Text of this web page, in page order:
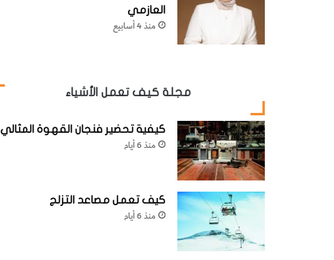
العازمي
منذ 4 أسابيع
مجلة كيف تعمل الأشياء
كيفية تحضير فنجان القهوة المثالي
منذ 6 أيام
كيف تعمل مصاعد التزلج
منذ 6 أيام